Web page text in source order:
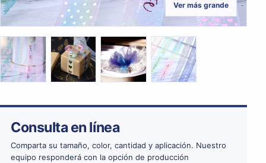
Ver más grande
Consulta en línea
Comparta su tamaño, color, cantidad y aplicación. Nuestro
equipo responderá con la opción de producción